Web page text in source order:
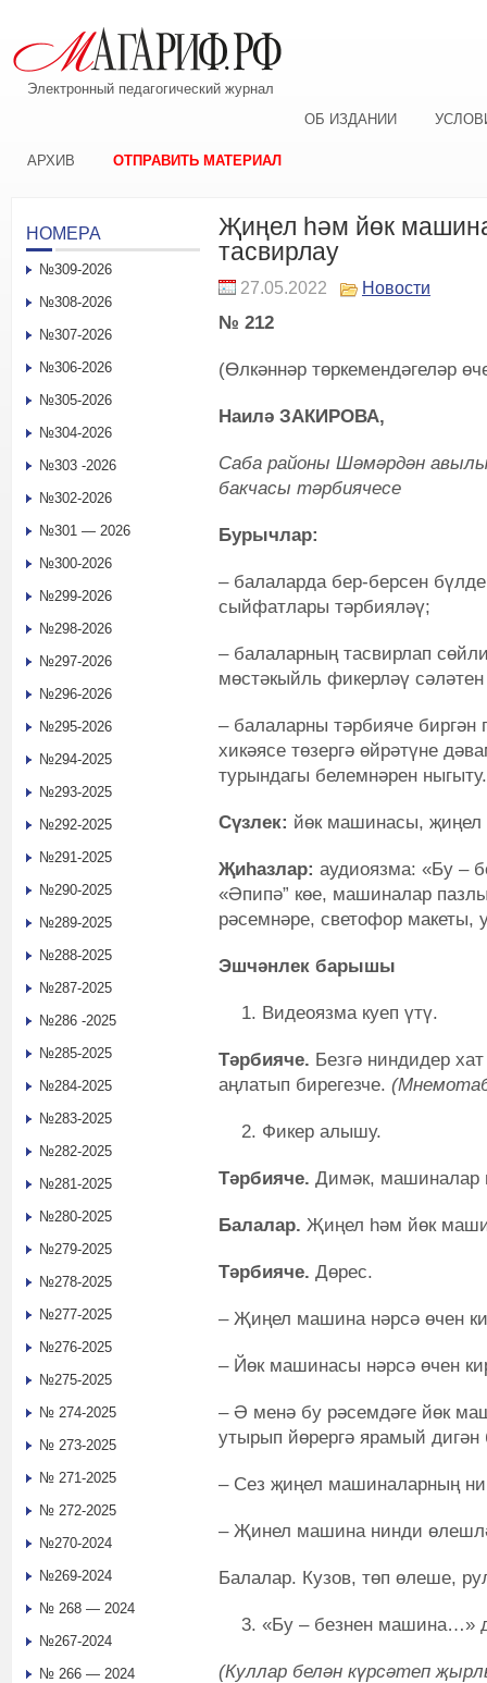
Электронный педагогический журнал
ОБ ИЗДАНИИ
АРХИВ ОТПРАВИТЬ МАТЕРИАЛ
Җиңел һәм йөк
тасвирлау
27.05.2022 Новости
№ 212
(Өлкәннәр төркемендәгеләр
Наилә ЗАКИРОВА,
Саба районы Шәмәрдән
бакчасы тәрбиячесе
Бурычлар:
– балаларда бер-берсен
сыйфатлары тәрбияләү;
– балаларның тасвирлап
мөстәкыйль фикерләү сәләтен
– балаларны тәрбияче
хикәясе төзергә өйрәтүне
турындагы белемнәрен ныгыту.
Сүзлек: йөк машинасы,
Җиһазлар: аудиоязма: «Бу –
«Әпипә” көе, машиналар
рәсемнәре, светофор
Эшчәнлек барышы
Видеоязма куеп үтү.
Тәрбияче. Безгә ниндидер
аңлатып бирегезче.
Фикер алышу.
Тәрбияче. Димәк, машиналар
Балалар. Җиңел һәм йөк
Тәрбияче. Дөрес.
– Җиңел машина нәрсә өчен
– Йөк машинасы нәрсә өчен
– Ә менә бу рәсемдәге йөк
утырып йөрергә ярамый дигән
– Сез җиңел машиналарның
– Җинел машина нинди
Балалар. Кузов, төп өлеше,
«Бу – безнен машина…»
(Куллар белән күрсәтеп
НОМЕРА
№309-2026
№308-2026
№307-2026
№306-2026
№305-2026
№304-2026
№303 -2026
№302-2026
№301 — 2026
№300-2026
№299-2026
№298-2026
№297-2026
№296-2026
№295-2026
№294-2025
№293-2025
№292-2025
№291-2025
№290-2025
№289-2025
№288-2025
№287-2025
№286 -2025
№285-2025
№284-2025
№283-2025
№282-2025
№281-2025
№280-2025
№279-2025
№278-2025
№277-2025
№276-2025
№275-2025
№ 274-2025
№ 273-2025
№ 271-2025
№ 272-2025
№270-2024
№269-2024
№ 268 — 2024
№267-2024
№ 266 — 2024